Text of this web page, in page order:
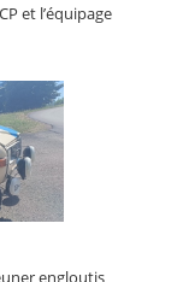
et l’équipage
engloutis